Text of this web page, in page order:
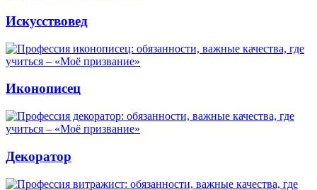
Искусствовед
Иконописец
Декоратор